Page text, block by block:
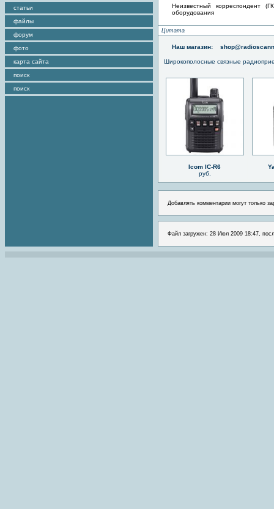
статьи
файлы
форум
фото
карта сайта
поиск
поиск
Неизвестный корреспондент
оборудования
Цитата
Наш магазин:
Широкополосные связные
Icom IC-R6
руб.
Добавлять комментарии могут только
Файл загружен: 28 Июл 2009 18:47,